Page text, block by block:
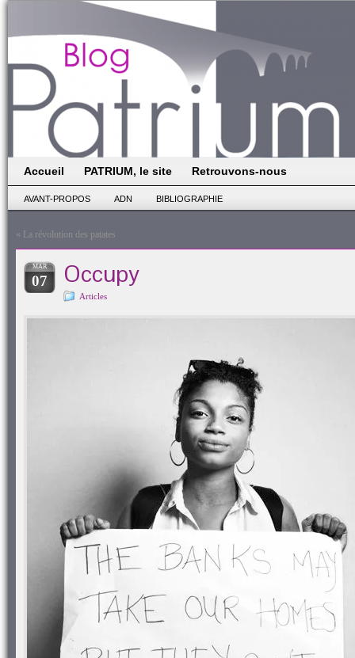
Accueil PATRIUM, le site Retrouvons-nous
AVANT-PROPOS ADN BIBLIOGRAPHIE
« La révolution des patates
MAR
07 Occupy
Articles